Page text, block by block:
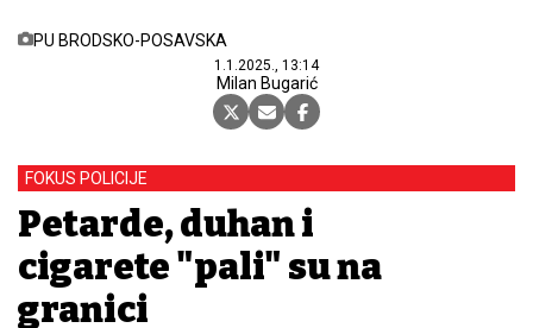
PU BRODSKO-POSAVSKA
1.1.2025., 13:14
Milan Bugarić
FOKUS POLICIJE
Petarde, duhan i
cigarete "pali" su na
granici